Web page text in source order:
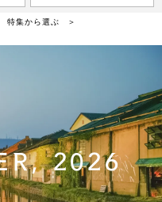
特集から選ぶ
2026